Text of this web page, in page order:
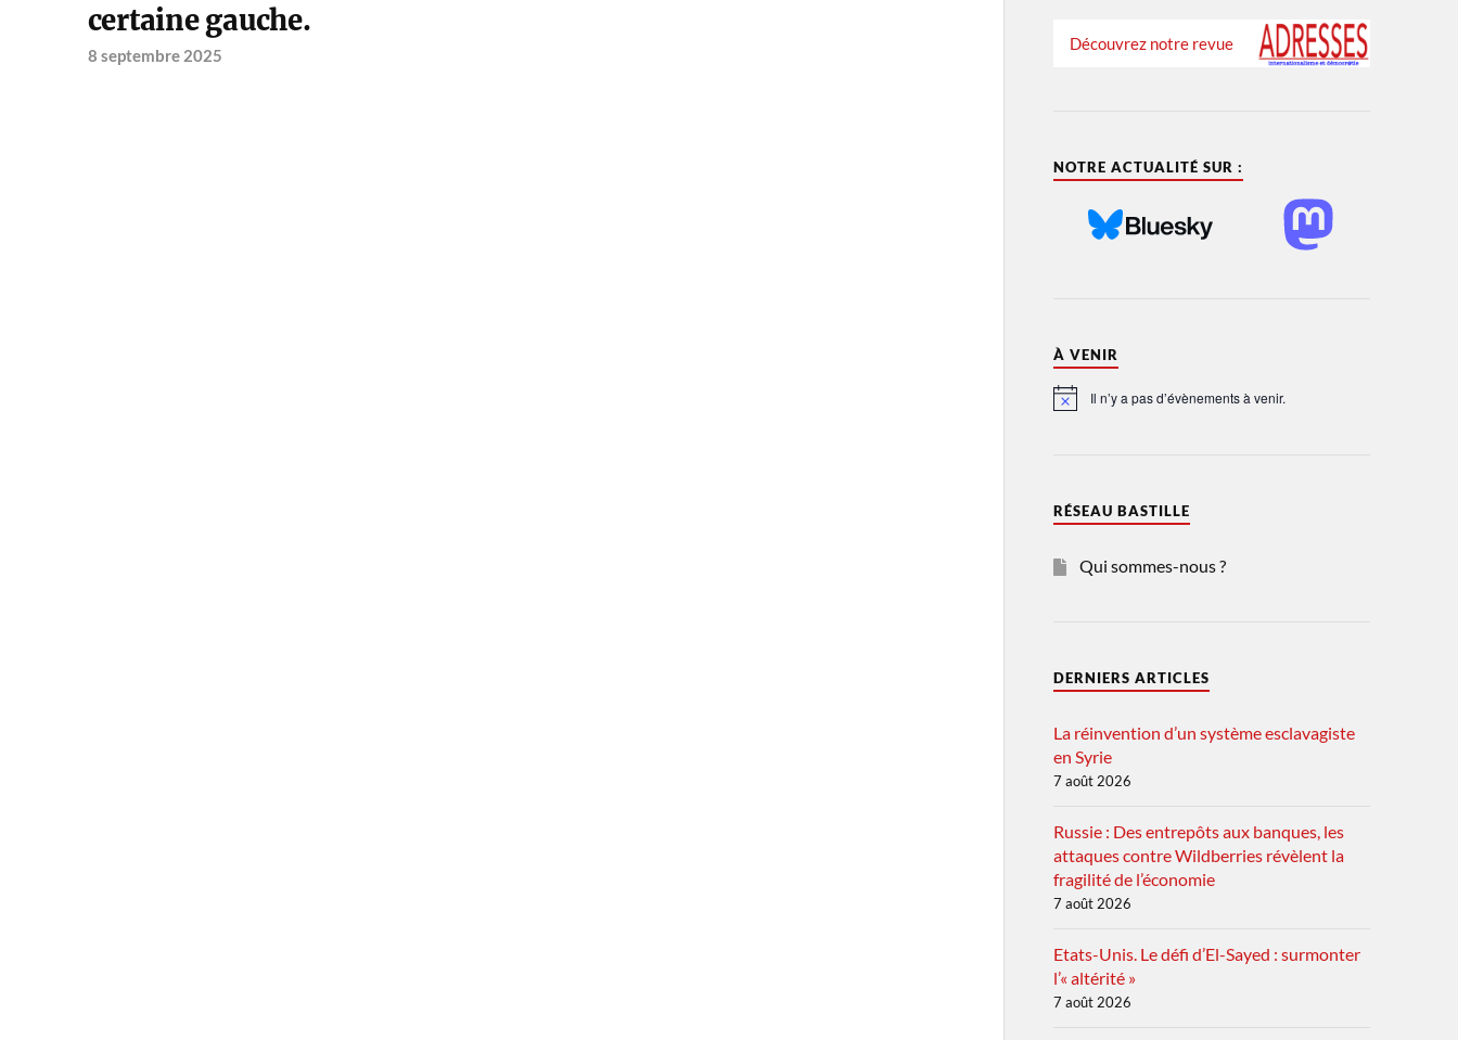
certaine gauche.
8 septembre 2025
Découvrez notre revue
NOTRE ACTUALITÉ SUR :
À VENIR
Notice Il n’y a pas d’évènements à venir.
RÉSEAU BASTILLE
Qui sommes-nous ?
DERNIERS ARTICLES
La réinvention d’un système esclavagiste
en Syrie
7 août 2026
Russie : Des entrepôts aux banques, les
attaques contre Wildberries révèlent la
fragilité de l’économie
7 août 2026
Etats-Unis. Le défi d’El-Sayed : surmonter
l’« altérité »
7 août 2026